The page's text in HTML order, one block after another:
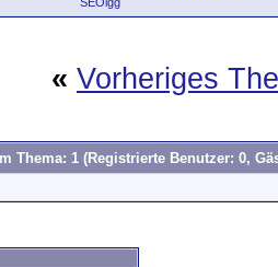
« Vorheriges
Thema: 1 (Registrierte Benutzer: 0,